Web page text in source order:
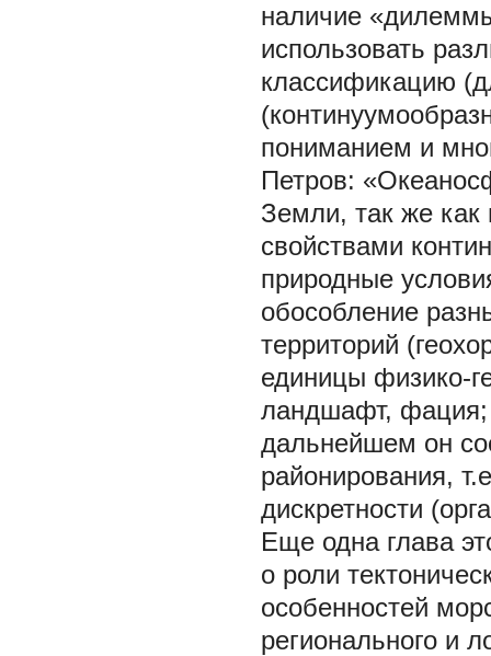
наличие
использовать
классификацию
пониманием и
Петров:
Земли, так же как
свойствами
природные
обособление
территорий
единицы физико-
ландшафт,
дальнейшем он
районирования,
дискретности
Еще одна глава
о роли
особенностей
регионального и